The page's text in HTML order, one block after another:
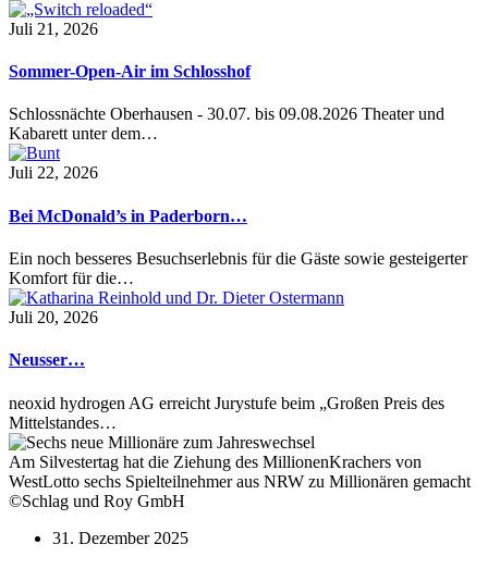
Juli 21, 2026
Sommer-Open-Air im Schlosshof
Schlossnächte Oberhausen - 30.07. bis 09.08.2026 Theater und
Kabarett unter dem…
Juli 22, 2026
Bei McDonald’s in Paderborn…
Ein noch besseres Besuchserlebnis für die Gäste sowie gesteigerter
Komfort für die…
Juli 20, 2026
Neusser…
neoxid hydrogen AG erreicht Jurystufe beim „Großen Preis des
Mittelstandes…
Am Silvestertag hat die Ziehung des MillionenKrachers von
WestLotto sechs Spielteilnehmer aus NRW zu Millionären gemacht
©Schlag und Roy GmbH
31. Dezember 2025